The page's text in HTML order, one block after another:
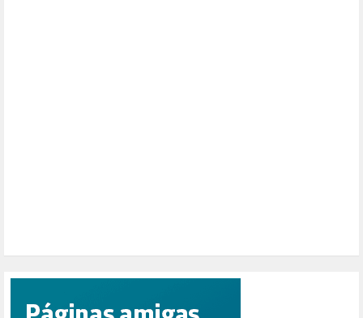
PUERTO DE VALENCIA (1)
RACISMO (1)
RELIGIÓN (114)